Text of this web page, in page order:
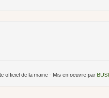
officiel de la mairie - Mis en oeuvre par